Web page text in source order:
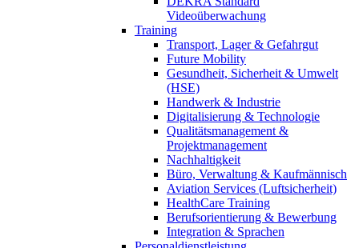
Videoüberwachung
Training
Transport, Lager & Gefahrgut
Future Mobility
Gesundheit, Sicherheit & Umwelt
(HSE)
Handwerk & Industrie
Digitalisierung & Technologie
Qualitätsmanagement &
Projektmanagement
Nachhaltigkeit
Büro, Verwaltung & Kaufmännisch
Aviation Services (Luftsicherheit)
HealthCare Training
Berufsorientierung & Bewerbung
Integration & Sprachen